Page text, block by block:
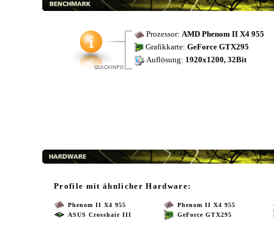
Prozessor: AMD Phenom II X4 955
Grafikkarte: GeForce GTX295
Auflösung: 1920x1200, 32Bit
Profile mit ähnlicher Hardware:
Phenom II X4 955
ASUS Crosshair III
Phenom II X4 955
GeForce GTX295